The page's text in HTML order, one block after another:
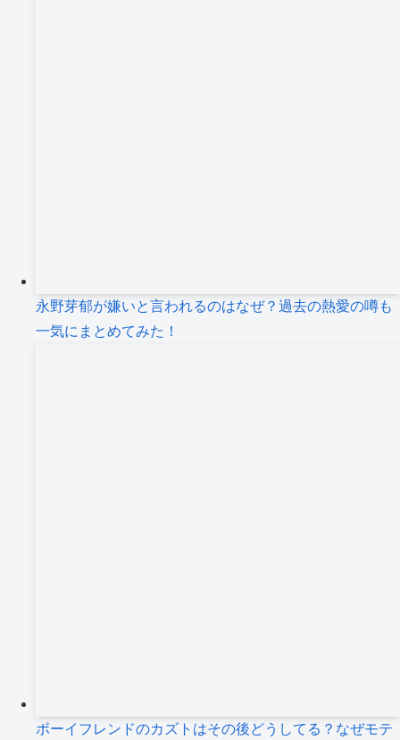
永野芽郁が嫌いと言われるのはなぜ？過去の熱愛の噂も
一気にまとめてみた！
ボーイフレンドのカズトはその後どうしてる？なぜモテ